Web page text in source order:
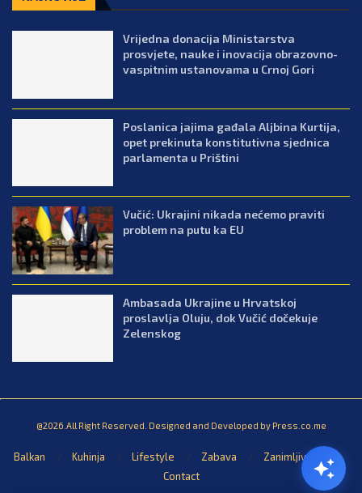
Vrijedna donacija Ministarstva
prosvjete, nauke i inovacija obrazovno-
vaspitnim ustanovama u Crnoj Gori
Poslanica jajima gađala Aljbina Kurtija,
opet prekinuta konstitutivna sjednica
parlamenta u Prištini
Vučić: Ukrajini nikada nećemo praviti
problem na putu ka EU
Ambasada Ukrajine u Hrvatskoj
proslavlja Oluju, dok Vučić dočekuje
Zelenskog
@2026.All Right Reserved. Designed and Developed by Press.co.me
Balkan Kuhinja Lifestyle Zabava
Zanimljivosti
Contact